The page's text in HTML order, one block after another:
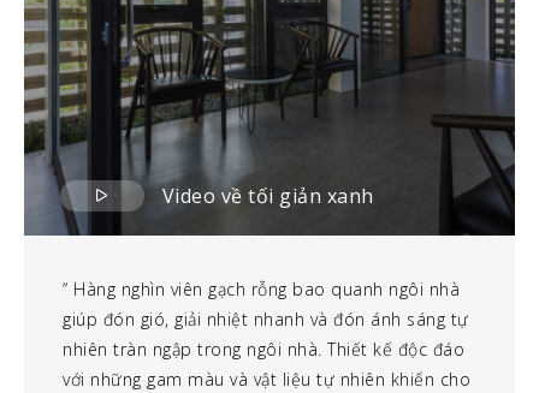
Video về tối giản xanh
Hàng nghìn viên gạch rỗng bao quanh ngôi nhà
giúp đón gió, giải nhiệt nhanh và đón ánh sáng tự
nhiên tràn ngập trong ngôi nhà. Thiết kế độc đáo
với những gam màu và vật liệu tự nhiên khiến cho